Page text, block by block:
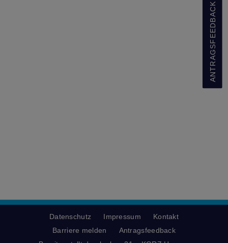
ANTRAGSFEEDBACK
Datenschutz Impressum
Kontakt
Barriere melden
Antragsfeedback